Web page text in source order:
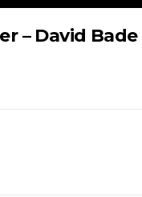
– David Bade